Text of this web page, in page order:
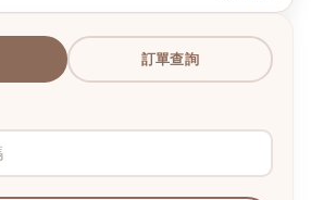
訂單查詢